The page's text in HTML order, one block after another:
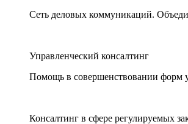
Сеть деловых коммуникаций.
Управленческий консалтинг
Помощь в совершенствовании форм
Консалтинг в сфере регулируемых